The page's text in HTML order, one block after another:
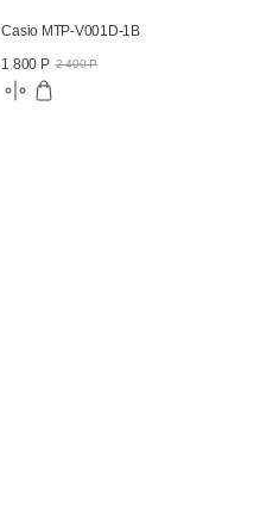
Casio MTP-V001D-1B
1 800 Р 2 400 Р